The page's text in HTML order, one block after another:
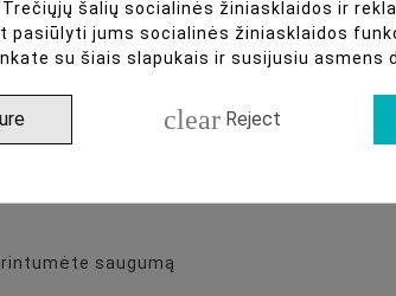
saugumą
šalių socialinės žiniasklaidos ir
pasiūlyti jums socialinės žiniasklaidos
su šiais slapukais ir susijusiu asmens
clear Reject